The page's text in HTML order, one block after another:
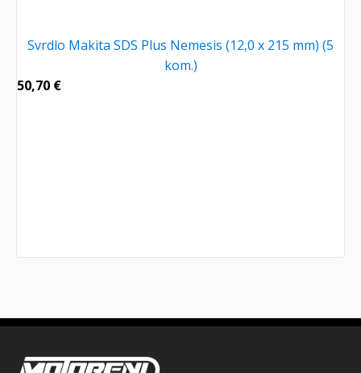
Svrdlo Makita SDS Plus Nemesis (12,0 x 215 mm) (5
kom.)
50,70 €